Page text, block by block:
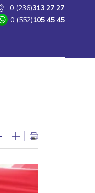
0 (236)313 27 27
0 (552)105 45 45